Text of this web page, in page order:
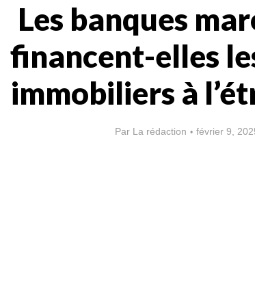
Les banques
financent-elles
immobiliers à
Par La rédaction février 9,